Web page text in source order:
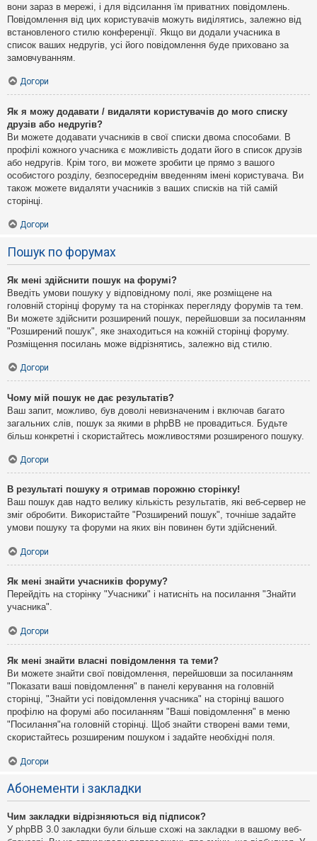
вони зараз в мережі, і для відсилання їм приватних повідомлень.
Повідомлення від цих користувачів можуть виділятись, залежно від
встановленого стилю конференції. Якщо ви додали учасника в
список ваших недругів, усі його повідомлення буде приховано за
замовчуванням.
Догори
Як я можу додавати / видаляти користувачів до мого списку
друзів або недругів?
Ви можете додавати учасників в свої списки двома способами. В
профілі кожного учасника є можливість додати його в список друзів
або недругів. Крім того, ви можете зробити це прямо з вашого
особистого розділу, безпосереднім введенням імені користувача. Ви
також можете видаляти учасників з ваших списків на тій самій
сторінці.
Догори
Пошук по форумах
Як мені здійснити пошук на форумі?
Введіть умови пошуку у відповідному полі, яке розміщене на
головній сторінці форуму та на сторінках перегляду форумів та тем.
Ви можете здійснити розширений пошук, перейшовши за посиланням
"Розширений пошук", яке знаходиться на кожній сторінці форуму.
Розміщення посилань може відрізнятись, залежно від стилю.
Догори
Чому мій пошук не дає результатів?
Ваш запит, можливо, був доволі невизначеним і включав багато
загальних слів, пошук за якими в phpBB не провадиться. Будьте
більш конкретні і скористайтесь можливостями розширеного пошуку.
Догори
В результаті пошуку я отримав порожню сторінку!
Ваш пошук дав надто велику кількість результатів, які веб-сервер не
зміг обробити. Використайте "Розширений пошук", точніше задайте
умови пошуку та форуми на яких він повинен бути здійснений.
Догори
Як мені знайти учасників форуму?
Перейдіть на сторінку "Учасники" і натисніть на посилання "Знайти
учасника".
Догори
Як мені знайти власні повідомлення та теми?
Ви можете знайти свої повідомлення, перейшовши за посиланням
"Показати ваші повідомлення" в панелі керування на головній
сторінці, "Знайти усі повідомлення учасника" на сторінці вашого
профілю на форумі або посиланням "Ваші повідомлення" в меню
"Посилання"на головній сторінці. Щоб знайти створені вами теми,
скористайтесь розширеним пошуком і задайте необхідні поля.
Догори
Абонементи і закладки
Чим закладки відрізняються від підписок?
У phpBB 3.0 закладки були більше схожі на закладки в вашому веб-